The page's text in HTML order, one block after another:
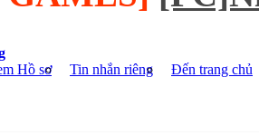
Hồ sơ
Tin nhắn riêng Đến trang chủ